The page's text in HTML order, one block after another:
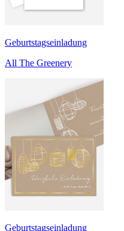
Geburtstagseinladung
All The Greenery
Geburtstagseinladung